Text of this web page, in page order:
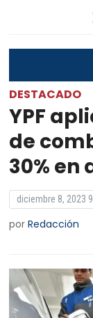
DESTACADO
YPF
de
30% en
diciembre 8, 2023
porRedacción